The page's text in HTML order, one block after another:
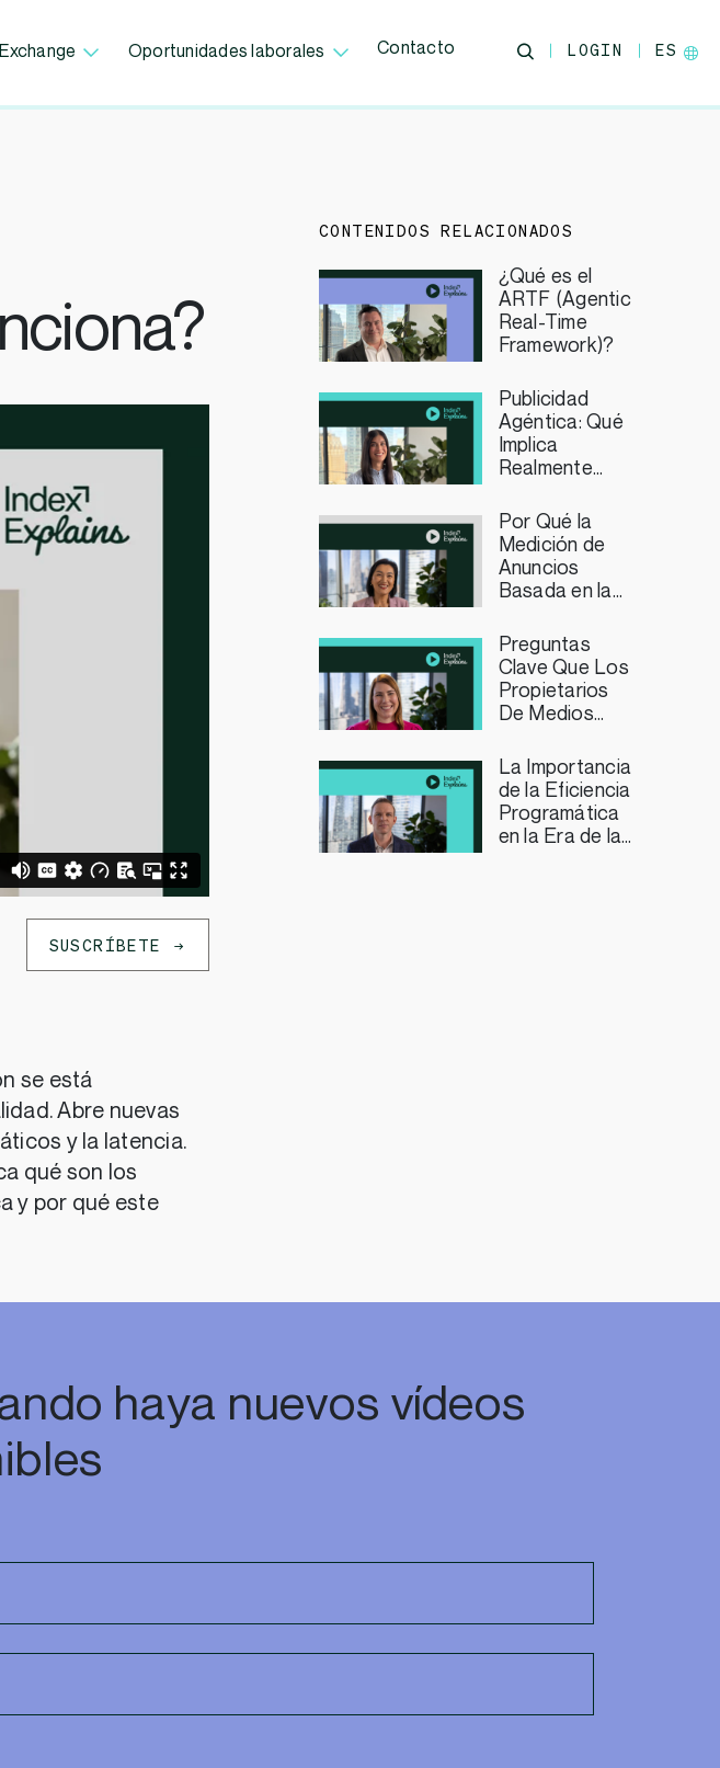
Oportunidades laborales Contacto LOGIN ES
SUSCRÍBETE
se está
Abre nuevas
y la latencia.
qué son los
y por qué este
CONTENIDOS RELACIONADOS
¿Qué es el
ARTF (Agentic
Real-Time
Framework)?
Publicidad
Agéntica: Qué
Implica
Realmente
Profesionales
del Marketing
Por Qué la
Medición de
Anuncios
Basada en la
Importante
para los
Editores de
Streaming TV
Preguntas
Clave Que Los
Propietarios
De Medios
Plantearse
Sobre La
Curación
Programática
La Importancia
de la Eficiencia
Programática
en la Era de la
haya nuevos vídeos